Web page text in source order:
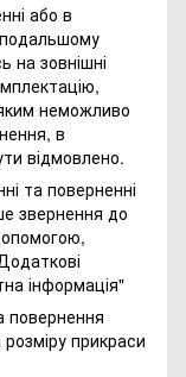
або в
подальшому
на зовнішні
яким неможливо
в
відмовлено.
та поверненні
звернення до
інформація"
повернення
розміру прикраси